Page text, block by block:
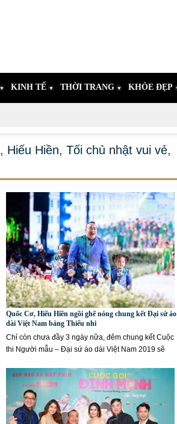
KINH TẾ THỜI TRANG KHỎE ĐẸP
, Hiếu Hiền, Tối chủ nhật vui vẻ,
Quốc Cơ, Hiếu Hiền ngồi ghế nóng chung kết Đại sứ áo
dài Việt Nam bảng Thiếu nhi
Chỉ còn chưa đầy 3 ngày nữa, đêm chung kết Cuộc
thi Người mẫu – Đại sứ áo dài Việt Nam 2019 sẽ